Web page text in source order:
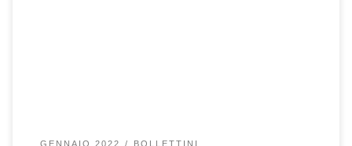
GENNAIO 2022 BOLLETTINI